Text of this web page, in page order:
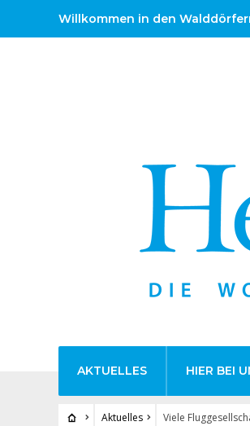
Willkommen in den
AKTUELLES HIER BEI
Aktuelles Viele
AKTUELLES